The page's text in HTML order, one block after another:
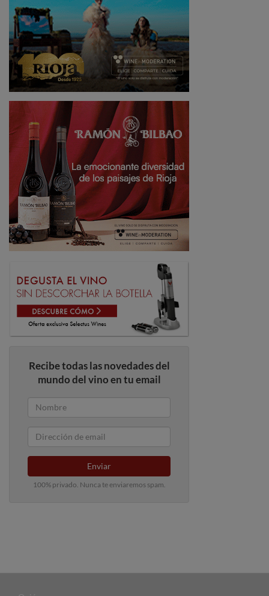
Recibe todas las novedades del
mundo del vino en tu email
Enviar
100% privado. Nunca te enviaremos spam.